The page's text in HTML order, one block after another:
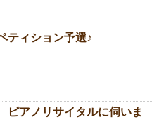
ティション予選♪
アノリサイタルに伺いま